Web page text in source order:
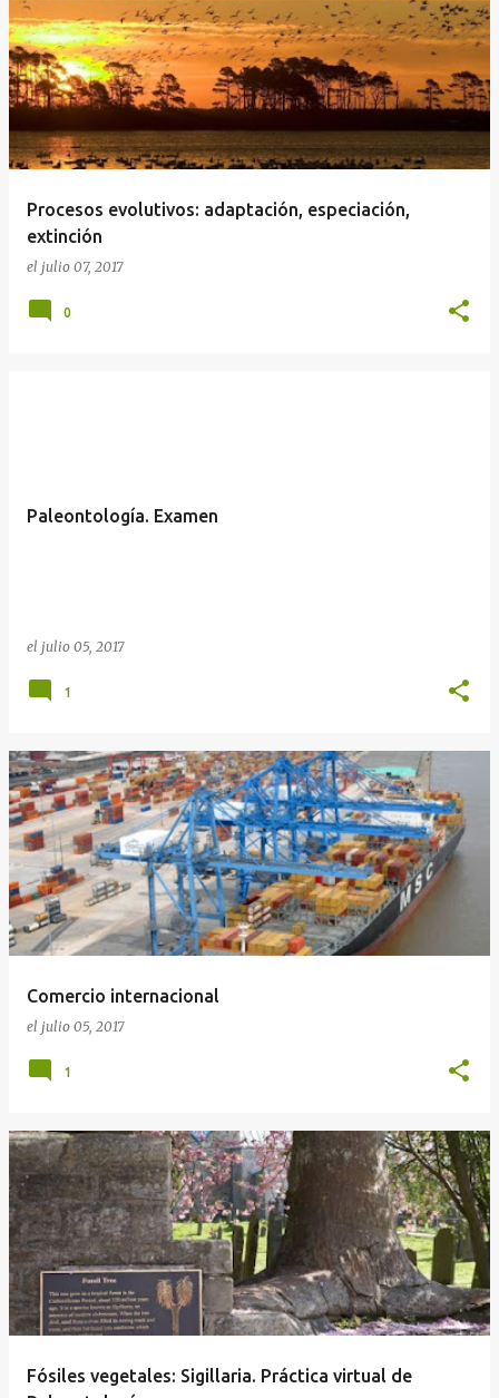
Procesos evolutivos: adaptación, especiación,
extinción
el julio 07, 2017
0
Paleontología. Examen
el julio 05, 2017
1
Comercio internacional
el julio 05, 2017
1
Fósiles vegetales: Sigillaria. Práctica virtual de